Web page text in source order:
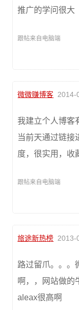
推广的学问很大
跟帖来自电脑端
微微赚博客 2014-
我建立个人博客
当前天通过链接
度，很实用，收
跟帖来自电脑端
旅途新热榜 2013-
路过留爪。。。
啊，，网站做的
aleax很高啊